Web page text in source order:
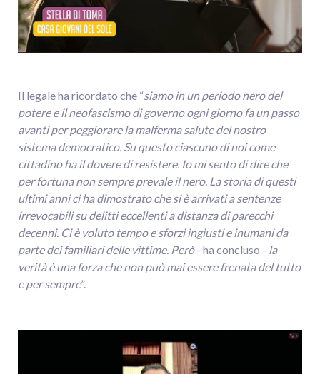
Il legale ha ricordato che “siamo in un periodo nero del
potere e il neofascismo di governo ogni giorno fa un passo
avanti per peggiorare la malferma salute del nostro
sistema democratico. Su questo ciascuno di noi come
cittadino ha il dovere di resistere. Io mi sento di dire che
per fortuna non sempre prevale il nero. La storia di questi
ultimi anni ci ha dimostrato che si è arrivati a sentenze
irrevocabili su delitti eccellenti a distanza di parecchi
decenni. Ci è voluto tempo e sforzi ingiusti e inumani da
parte dei familiari delle vittime. Però- ha concluso - la
verità è una forza che non può mai essere frenata del tutto
e per sempre”.